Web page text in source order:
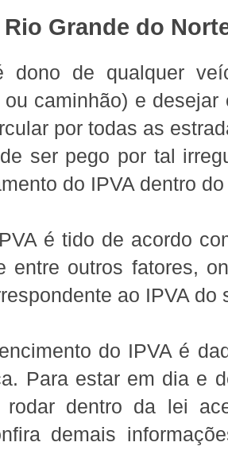
Rio Grande do
dono de qualquer
ou caminhão) e desejar
por todas as
ser pego por tal
do IPVA dentro
é tido de acordo
entre outros fatores,
ao IPVA do
do IPVA é
Para estar em dia e
rodar dentro da lei
demais